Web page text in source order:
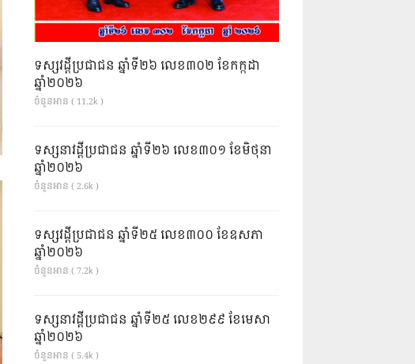
ទស្សវដ្តីប្រជាជន ឆ្នាំទី២៦ លេខ៣០២ ខែកក្កដា
ឆ្នាំ២០២៦
ចំនួនអាន ( 11.2k )
ទស្សនាវដ្ដីប្រជាជន ឆ្នាំទី២៦ លេខ៣០១ ខែមិថុនា
ឆ្នាំ២០២៦
ចំនួនអាន ( 2.6k )
ទស្សវដ្តីប្រជាជន ឆ្នាំទី២៥ លេខ៣០០ ខែឧសភា
ឆ្នាំ២០២៦
ចំនួនអាន ( 7.2k )
ទស្សនាវដ្ដីប្រជាជន ឆ្នាំទី២៥ លេខ២៩៩ ខែមេសា
ឆ្នាំ២០២៦
ចំនួនអាន ( 5.4k )